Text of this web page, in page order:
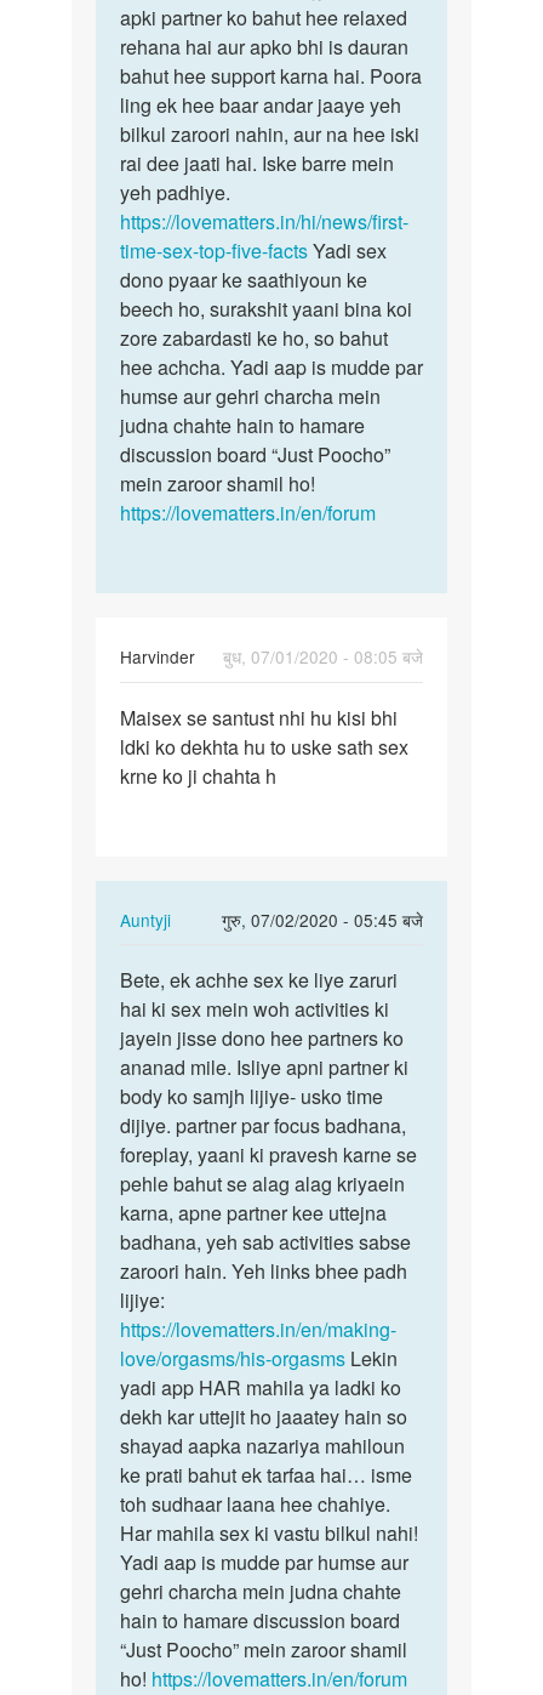
gf
ke
sath…
by
Vinay
hoti…
apki partner ko bahut hee relaxed
rehana hai aur apko bhi is dauran
bahut hee support karna hai. Poora
ling ek hee baar andar jaaye yeh
bilkul zaroori nahin, aur na hee iski
rai dee jaati hai. Iske barre mein
yeh padhiye.
https://lovematters.in/hi/news/first-
time-sex-top-five-factsYadi sex
dono pyaar ke saathiyoun ke
beech ho, surakshit yaani bina koi
zore zabardasti ke ho, so bahut
hee achcha. Yadi aap is mudde par
humse aur gehri charcha mein
judna chahte hain to hamare
discussion board “Just Poocho”
mein zaroor shamil ho!
https://lovematters.in/en/forum
Harvinder
बुध, 07/01/2020 - 08:05 बजे
Maisex
se
santust
Maisex se santust nhi hu kisi bhi
ldki ko dekhta hu to uske sath sex
krne ko ji chahta h
Auntyji
गुरु, 07/02/2020 - 05:45 बजे
In
to
Maisex
se
santust
nhi
hu…
by
Harvinder
Bete,
ek
achhe
sex
ke
liye…
Bete, ek achhe sex ke liye zaruri
hai ki sex mein woh activities ki
jayein jisse dono hee partners ko
ananad mile. Isliye apni partner ki
body ko samjh lijiye- usko time
dijiye. partner par focus badhana,
foreplay, yaani ki pravesh karne se
pehle bahut se alag alag kriyaein
karna, apne partner kee uttejna
badhana, yeh sab activities sabse
zaroori hain. Yeh links bhee padh
lijiye:
https://lovematters.in/en/making-
love/orgasms/his-orgasms Lekin
yadi app HAR mahila ya ladki ko
dekh kar uttejit ho jaaatey hain so
shayad aapka nazariya mahiloun
ke prati bahut ek tarfaa hai… isme
toh sudhaar laana hee chahiye.
Har mahila sex ki vastu bilkul nahi!
Yadi aap is mudde par humse aur
gehri charcha mein judna chahte
hain to hamare discussion board
“Just Poocho” mein zaroor shamil
ho! https://lovematters.in/en/forum